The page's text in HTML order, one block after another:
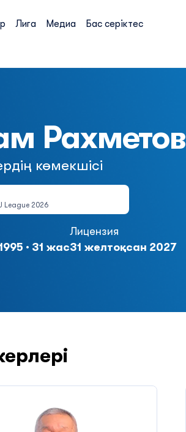
Лига Медиа Бас серіктес
Рахметов
көмекшісі
League 2026
· 31 жас
Лицензия
31 желтоқсан 2027